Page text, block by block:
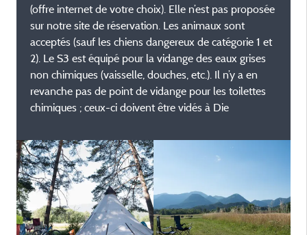
(offre internet de votre choix). Elle n’est pas proposée
sur notre site de réservation. Les animaux sont
acceptés (sauf les chiens dangereux de catégorie 1 et
2). Le S3 est équipé pour la vidange des eaux grises
non chimiques (vaisselle, douches, etc.). Il n’y a en
revanche pas de point de vidange pour les toilettes
chimiques ; ceux-ci doivent être vidés à Die